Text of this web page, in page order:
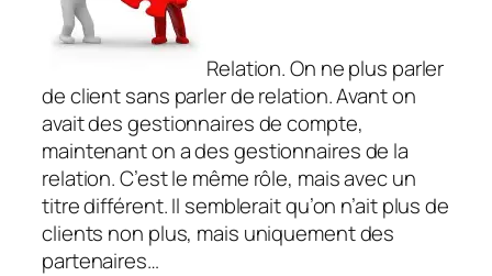
Relation. On ne plus parler
de client sans parler de relation. Avant on
avait des gestionnaires de compte,
maintenant on a des gestionnaires de la
relation. C’est le même rôle, mais avec un
titre différent. Il semblerait qu’on n’ait plus de
clients non plus, mais uniquement des
partenaires…